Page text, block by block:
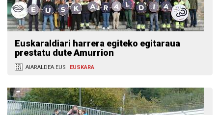
Euskaraldiari harrera egiteko egitaraua
prestatu dute Amurrion
AIARALDEA.EUS EUSKARA